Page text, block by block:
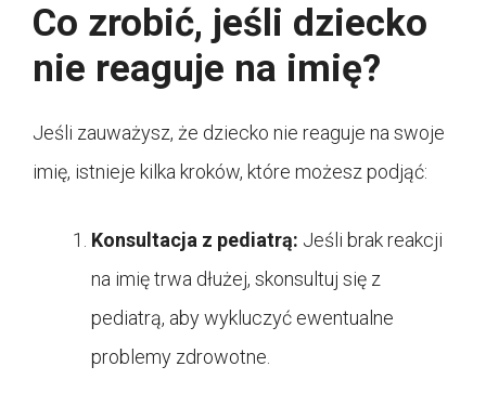
Co zrobić, jeśli dziecko
nie reaguje na imię?
Jeśli zauważysz, że dziecko nie reaguje na swoje
imię, istnieje kilka kroków, które możesz podjąć:
Konsultacja z pediatrą: Jeśli brak reakcji
na imię trwa dłużej, skonsultuj się z
pediatrą, aby wykluczyć ewentualne
problemy zdrowotne.